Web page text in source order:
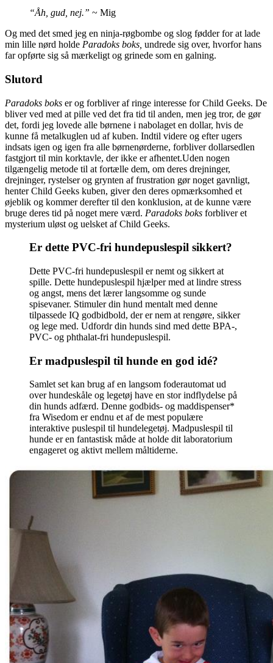
“Åh, gud, nej.” ~ Mig
Og med det smed jeg en ninja-røgbombe og slog fødder for at lade
min lille nørd holde Paradoks boks, undrede sig over, hvorfor hans
far opførte sig så mærkeligt og grinede som en galning.
Slutord
Paradoks boks er og forbliver af ringe interesse for Child Geeks. De
bliver ved med at pille ved det fra tid til anden, men jeg tror, ​​de gør
det, fordi jeg lovede alle børnene i nabolaget en dollar, hvis de
kunne få metalkuglen ud af kuben. Indtil videre og efter ugers
indsats igen og igen fra alle børnenørderne, forbliver dollarsedlen
fastgjort til min korktavle, der ikke er afhentet.Uden nogen
tilgængelig metode til at fortælle dem, om deres drejninger,
drejninger, rystelser og grynten af ​​frustration gør noget gavnligt,
henter Child Geeks kuben, giver den deres opmærksomhed et
øjeblik og kommer derefter til den konklusion, at de kunne være
bruge deres tid på noget mere værd. Paradoks boks forbliver et
mysterium uløst og uelsket af Child Geeks.
Er dette PVC-fri hundepuslespil sikkert?
Dette PVC-fri hundepuslespil er nemt og sikkert at
spille. Dette hundepuslespil hjælper med at lindre stress
og angst, mens det lærer langsomme og sunde
spisevaner. Stimuler din hund mentalt med denne
tilpassede IQ godbidbold, der er nem at rengøre, sikker
og lege med. Udfordr din hunds sind med dette BPA-,
PVC- og phthalat-fri hundepuslespil.
Er madpuslespil til hunde en god idé?
Samlet set kan brug af en langsom foderautomat ud
over hundeskåle og legetøj have en stor indflydelse på
din hunds adfærd. Denne godbids- og maddispenser*
fra Wisedom er endnu et af de mest populære
interaktive puslespil til hundelegetøj. Madpuslespil til
hunde er en fantastisk måde at holde dit laboratorium
engageret og aktivt mellem måltiderne.